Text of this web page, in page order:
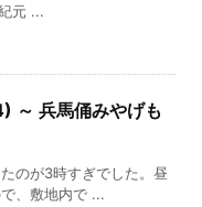
元 ...
～ 兵馬俑みやげも
のが3時すぎでした。昼
、敷地内で ...